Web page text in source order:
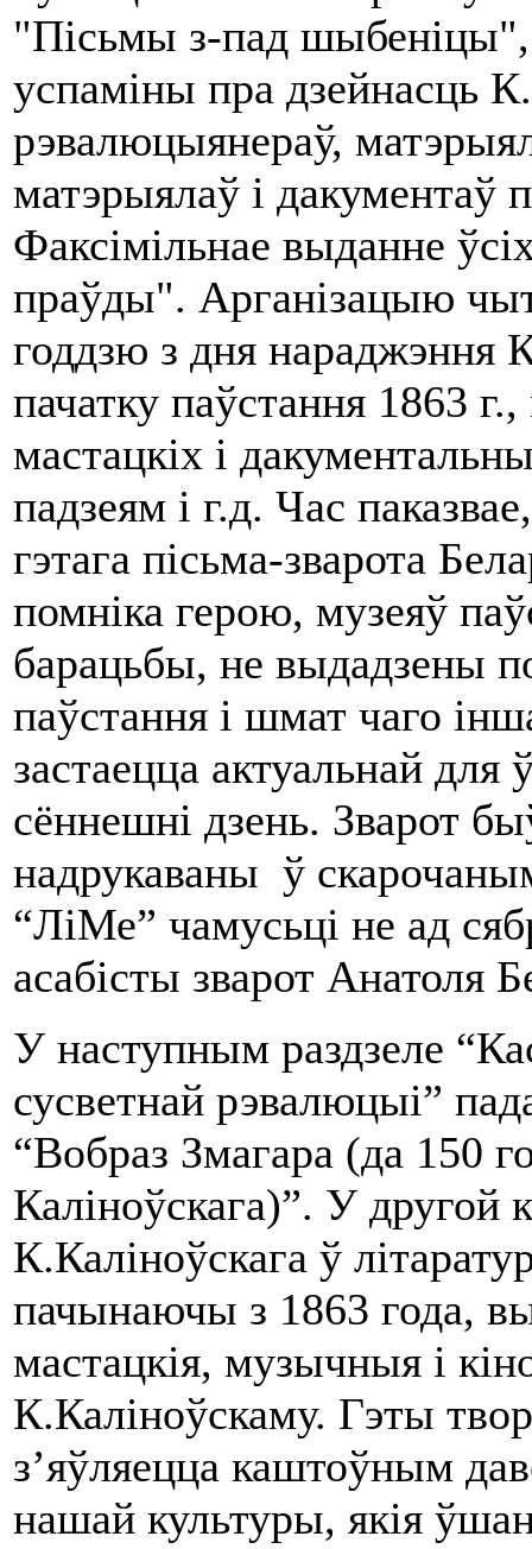
"Пісьмы з-пад шыбеніцы",
успаміны пра дзейнасць
рэвалюцыянераў,
матэрыялаў і дакументаў
Факсімільнае выданне
праўды". Арганізацыю
годдзю з дня нараджэння
пачатку паўстання 1863 г.,
мастацкіх і
падзеям і г.д. Час
гэтага пісьма-зварота
помніка герою, музеяў
барацьбы, не выдадзены
паўстання і шмат чаго
застаецца актуальнай для
сённешні дзень. Зварот
надрукаваны ў
“ЛіМе” чамусьці не ад
асабісты зварот Анатоля
У наступным раздзеле
сусветнай рэвалюцыі”
“Вобраз Змагара (да 150
Каліноўскага)”. У другой
К.Каліноўскага ў
пачынаючы з 1863 года,
мастацкія, музычныя і
К.Каліноўскаму. Гэты
з’яўляецца каштоўным
нашай культуры, якія